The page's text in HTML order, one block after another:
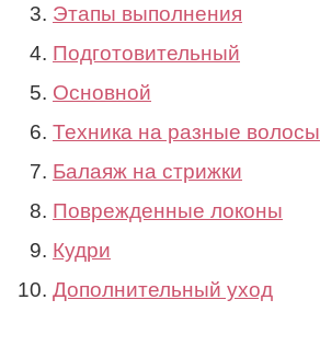
Этапы выполнения
Подготовительный
Основной
Техника на разные волосы
Балаяж на стрижки
Поврежденные локоны
Кудри
Дополнительный уход